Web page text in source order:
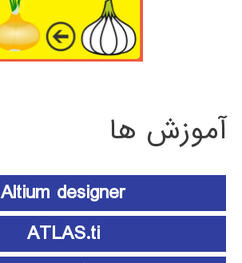
آموزش ها
Altium designer
ATLAS.ti